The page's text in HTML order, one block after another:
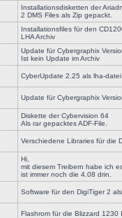
Installationsdisketten der
2 DMS Files als Zip gepackt.
Installationsfiles für den
LHA Archiv
Update für Cybergraphix
Ist kein Update im Archiv
CyberUpdate 2.25 als lha-datei
Update für Cybergraphix
Diskette der Cybervision 64
Als rar gepacktes ADF-File.
Verschiedene Libraries für die
Hi,
mit diesem Treibern habe ich
ist immer noch die 4.08 drin.
Software für den DigiTiger 2
Flashrom für die Blizzard 1230